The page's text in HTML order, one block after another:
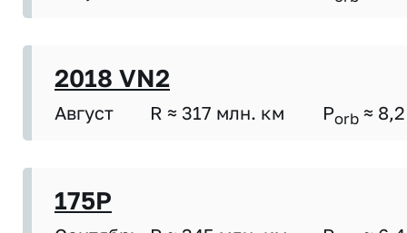
2018 VN2
Август R ≈ 317 млн. км Porb ≈ 8,2
175P